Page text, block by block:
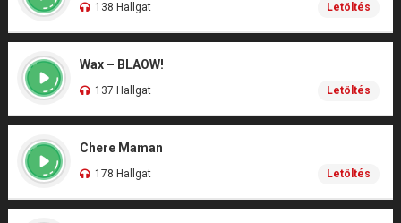
138 Hallgat Letöltés
Wax – BLAOW!
137 Hallgat Letöltés
Chere Maman
178 Hallgat Letöltés